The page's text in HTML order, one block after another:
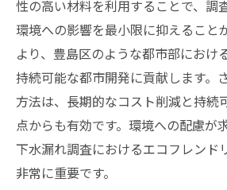
性の高い材料を利用することで、調
環境への影響を最小限に抑えること
より、豊島区のような都市部におけ
持続可能な都市開発に貢献します。
方法は、長期的なコスト削減と持続
点からも有効です。環境への配慮が
下水漏れ調査におけるエコフレンド
非常に重要です。